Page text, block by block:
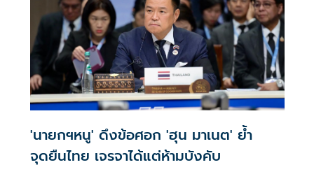
'นายกฯหนู' ดึงข้อศอก 'ฮุน มาเนต' ย้ำ
จุดยืนไทย เจรจาได้แต่ห้ามบังคับ